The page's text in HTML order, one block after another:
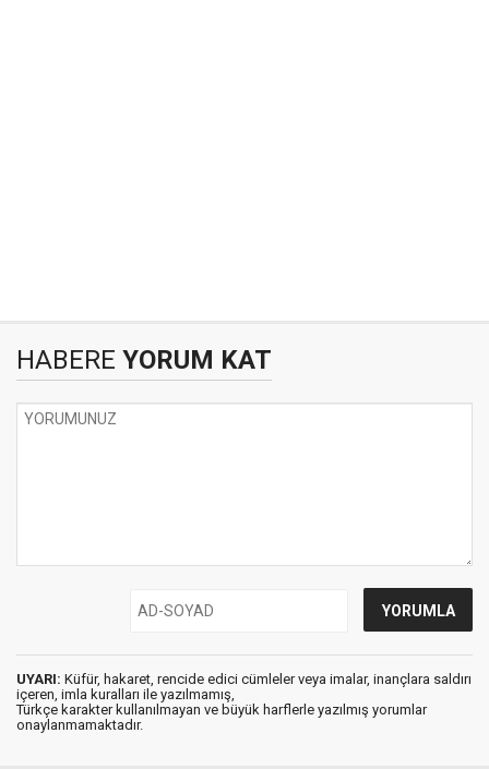
HABERE YORUM KAT
UYARI: Küfür, hakaret, rencide edici cümleler veya imalar, inançlara saldırı
içeren, imla kuralları ile yazılmamış,
Türkçe karakter kullanılmayan ve büyük harflerle yazılmış yorumlar
onaylanmamaktadır.